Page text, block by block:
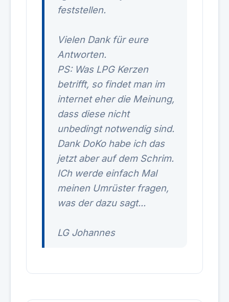
feststellen.
Vielen Dank für eure
Antworten.
PS: Was LPG Kerzen
betrifft, so findet man im
internet eher die Meinung,
dass diese nicht
unbedingt notwendig sind.
Dank DoKo habe ich das
jetzt aber auf dem Schrim.
ICh werde einfach Mal
meinen Umrüster fragen,
was der dazu sagt...
LG Johannes